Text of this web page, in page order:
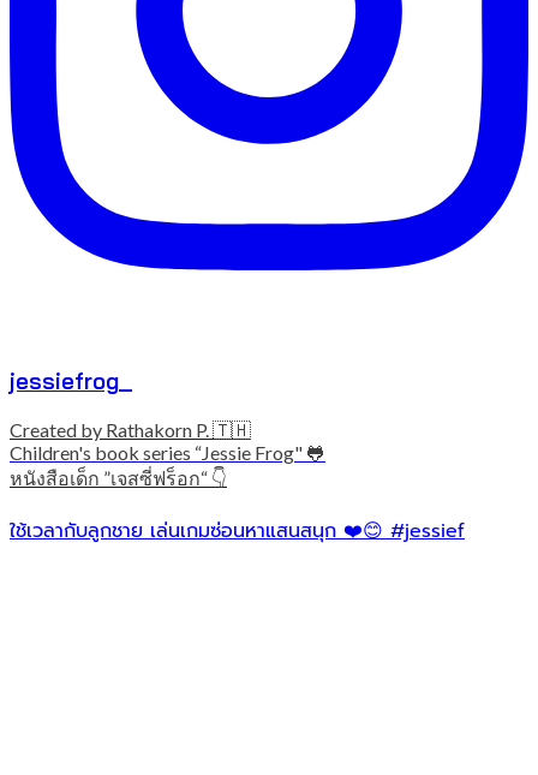
jessiefrog_
Created by Rathakorn P. 🇹🇭
Children's book series “Jessie Frog" 🐸
หนังสือเด็ก ”เจสซี่ฟร็อก“ 👇
ใช้เวลากับลูกชาย เล่นเกมซ่อนหาแสนสนุก ❤️😊 #jessief